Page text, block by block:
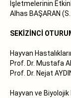
İşletmelerinin
Alhas BAŞARAN
SEKİZİNCİ
Hayvan
Prof. Dr. Mustafa
Prof. Dr. Nejat
Hayvan ve Biyolojik